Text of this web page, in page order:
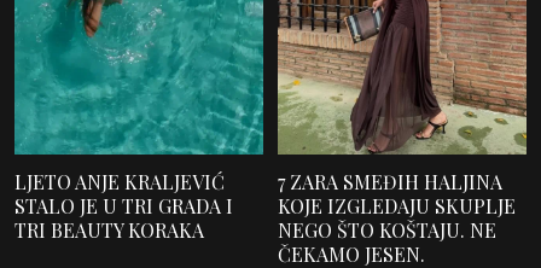
LJETO ANJE KRALJEVIĆ
STALO JE U TRI GRADA I
TRI BEAUTY KORAKA
7 ZARA SMEĐIH HALJINA
KOJE IZGLEDAJU SKUPLJE
NEGO ŠTO KOŠTAJU. NE
ČEKAMO JESEN.